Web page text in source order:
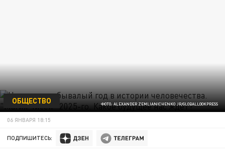
ФОТО: ALEXANDER ZEMLIANICHENKO JR/GLOBALLOOKPRESS
ОБЩЕСТВО
06 ЯНВАРЯ 18:15
ПОДПИШИТЕСЬ: